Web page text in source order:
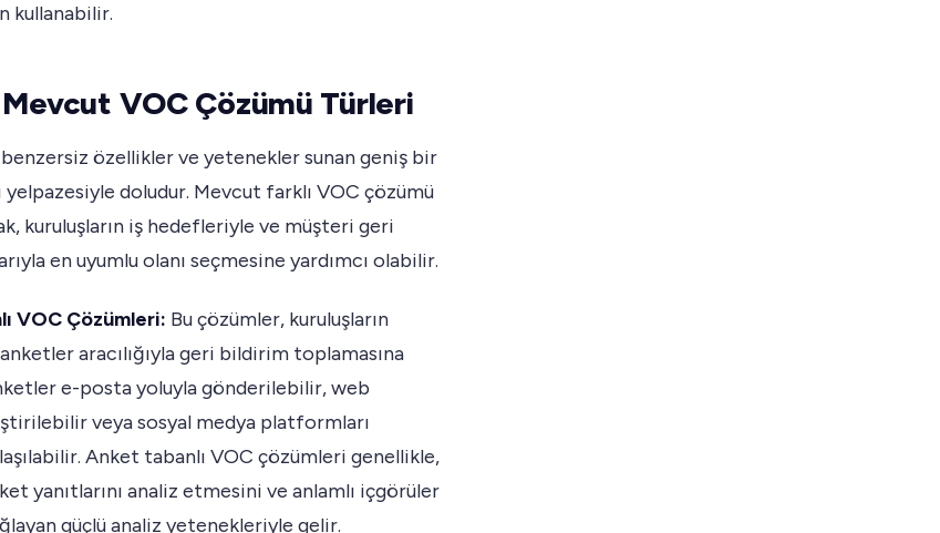
kullanabilir.
VOC Çözümü Türleri
özellikler ve yetenekler sunan geniş bir
doludur. Mevcut farklı VOC çözümü
kuruluşların iş hedefleriyle ve müşteri geri
en uyumlu olanı seçmesine yardımcı olabilir.
VOC Çözümleri: Bu çözümler, kuruluşların
anketler aracılığıyla geri bildirim toplamasına
e-posta yoluyla gönderilebilir, web
veya sosyal medya platformları
Anket tabanlı VOC çözümleri genellikle,
yanıtlarını analiz etmesini ve anlamlı içgörüler
güçlü analiz yetenekleriyle gelir.